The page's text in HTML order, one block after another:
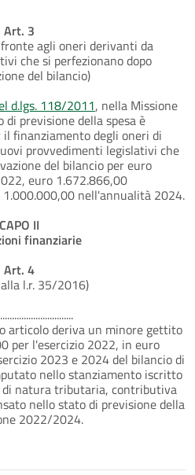
Art. 3
agli oneri derivanti da
che si perfezionano dopo
del bilancio)
d.lgs. 118/2011, nella Missione
previsione della spesa è
finanziamento degli oneri di
provvedimenti legislativi che
del bilancio per euro
euro 1.672.866,00
nell'annualità 2024.
CAPO II
finanziarie
Art. 4
l.r. 35/2016)
articolo deriva un minore gettito
per l'esercizio 2022, in euro
2023 e 2024 del bilancio di
nello stanziamento iscritto
natura tributaria, contributiva
nello stato di previsione della
2022/2024.